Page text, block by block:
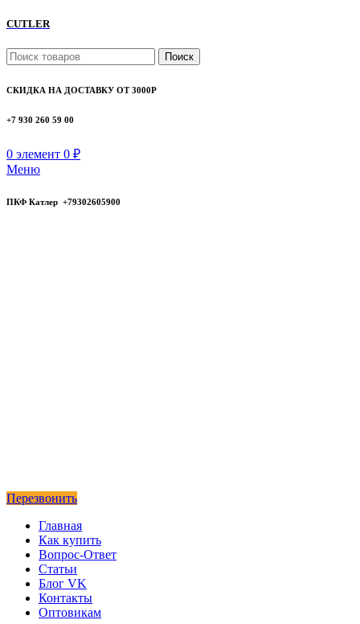
CUTLER
Поиск
СКИДКА НА ДОСТАВКУ ОТ 3000Р
+7 930 260 59 00
0 элемент 0 ₽
Меню
ПКФ Катлер +79302605900
Перезвонить
Главная
Как купить
Вопрос-Ответ
Статьи
Блог VK
Контакты
Оптовикам